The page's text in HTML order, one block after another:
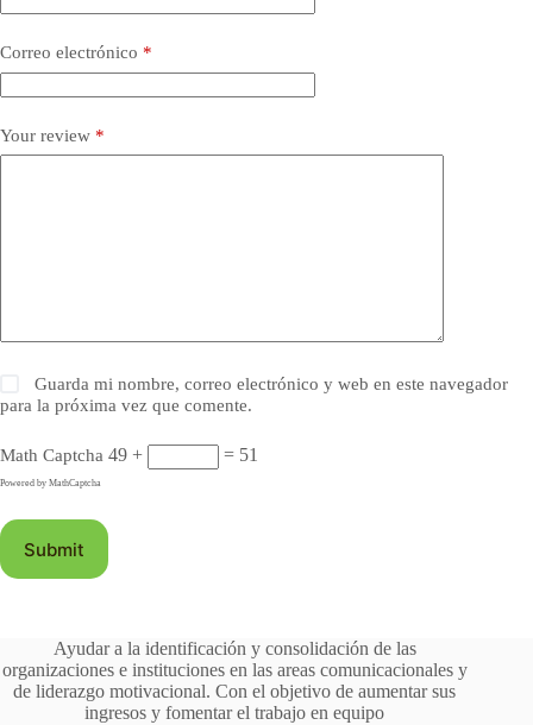
Correo electrónico *
Your review *
Guarda mi nombre, correo electrónico y web en este navegador
para la próxima vez que comente.
Math Captcha 49 + = 51
Powered by MathCaptcha
Submit
Ayudar a la identificación y consolidación de las
organizaciones e instituciones en las areas comunicacionales y
de liderazgo motivacional. Con el objetivo de aumentar sus
ingresos y fomentar el trabajo en equipo